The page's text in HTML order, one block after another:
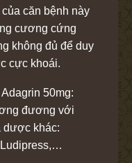
căn bệnh này
cương cứng
không đủ để duy
cực khoái.
50mg:
đương với
dược khác:
Ludipress,…